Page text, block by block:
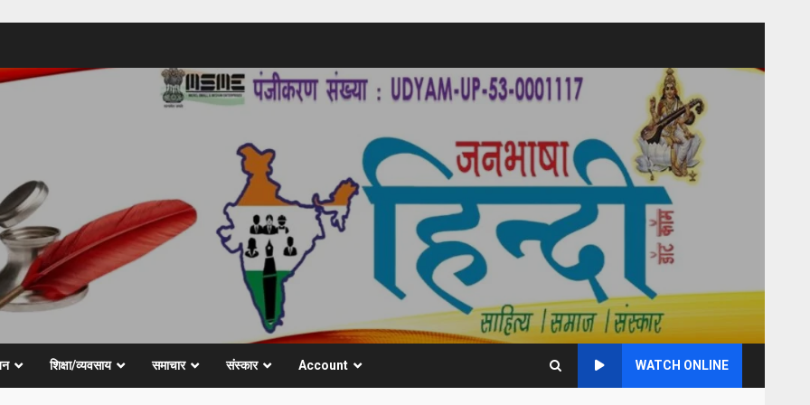
शिक्षा/व्यवसाय समाचार संस्कार Account WATCH ONLINE